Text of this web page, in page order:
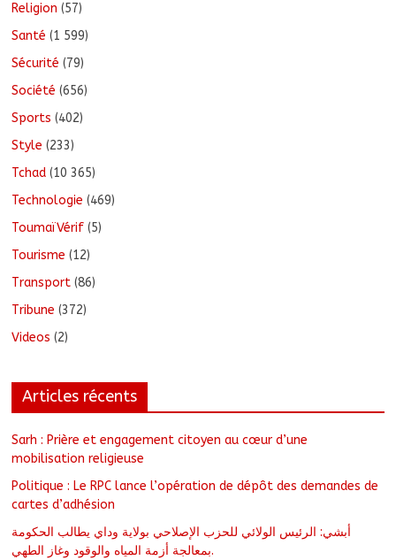
Religion (57)
Santé (1 599)
Sécurité (79)
Société (656)
Sports (402)
Style (233)
Tchad (10 365)
Technologie (469)
ToumaïVérif (5)
Tourisme (12)
Transport (86)
Tribune (372)
Videos (2)
Articles récents
Sarh : Prière et engagement citoyen au cœur d’une
mobilisation religieuse
Politique : Le RPC lance l’opération de dépôt des demandes de
cartes d’adhésion
أبشي: الرئيس الولائي للحزب الإصلاحي بولاية وداي يطالب الحكومة
بمعالجة أزمة المياه والوقود وغاز الطهي.